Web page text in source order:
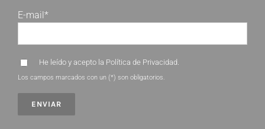
E-mail*
He leído y acepto la Política de Privacidad.
Los campos marcados con un (*) son obligatorios.